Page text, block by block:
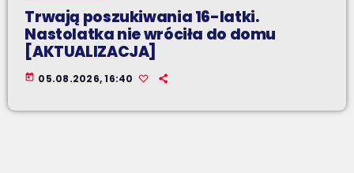
Trwają poszukiwania 16-latki.
Nastolatka nie wróciła do domu
[AKTUALIZACJA]
today 05.08.2026, 16:40